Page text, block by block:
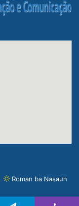
Roman ba Nasaun